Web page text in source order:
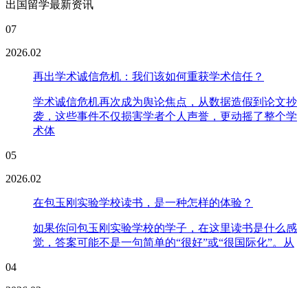
出国留学最新资讯
07
2026.02
再出学术诚信危机：我们该如何重获学术信任？
学术诚信危机再次成为舆论焦点，从数据造假到论文抄
袭，这些事件不仅损害学者个人声誉，更动摇了整个学
术体
05
2026.02
在包玉刚实验学校读书，是一种怎样的体验？
如果你问包玉刚实验学校的学子，在这里读书是什么感
觉，答案可能不是一句简单的“很好”或“很国际化”。从
04